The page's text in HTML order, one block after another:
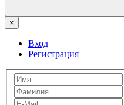
×
Вход
Регистрация